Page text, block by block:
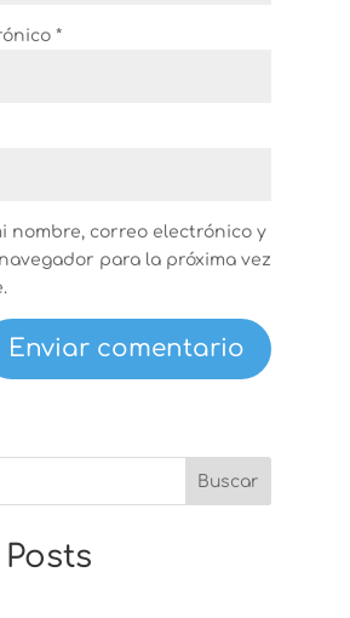
*
nombre, correo electrónico y
para la próxima vez
Buscar